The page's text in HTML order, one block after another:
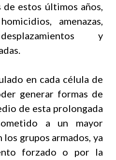
de estos últimos años,
amenazas,
y
en cada célula de
generar formas de
de esta prolongada
a un mayor
grupos armados, ya
forzado o por la